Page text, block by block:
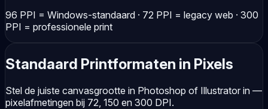
96 PPI = Windows-standaard · 72 PPI = legacy web · 300
PPI = professionele print
Standaard Printformaten in Pixels
Stel de juiste canvasgrootte in Photoshop of Illustrator in —
pixelafmetingen bij 72, 150 en 300 DPI.